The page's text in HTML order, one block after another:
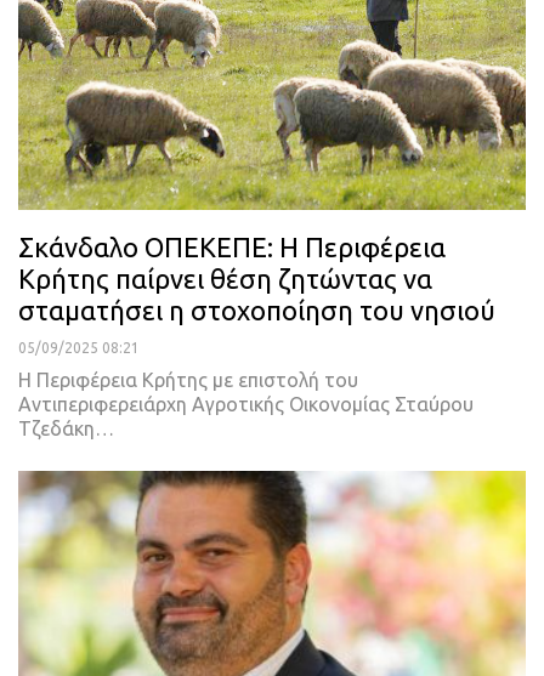
Σκάνδαλο ΟΠΕΚΕΠΕ: Η Περιφέρεια
Κρήτης παίρνει θέση ζητώντας να
σταματήσει η στοχοποίηση του νησιού
05/09/2025 08:21
Η Περιφέρεια Κρήτης με επιστολή του
Αντιπεριφερειάρχη Αγροτικής Οικονομίας Σταύρου
Τζεδάκη…